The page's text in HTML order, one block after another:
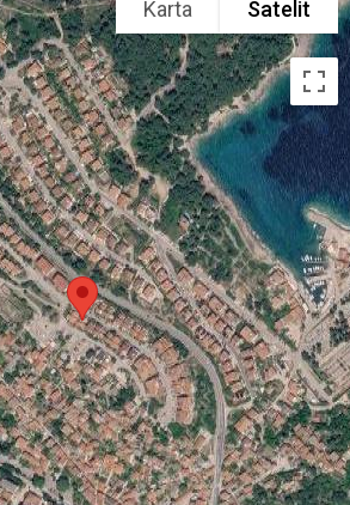
Karta Satelit